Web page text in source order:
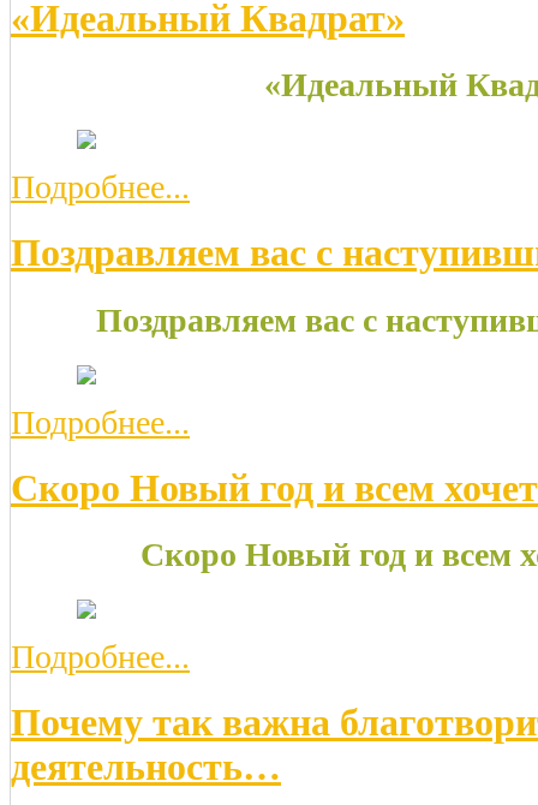
«Идеальный Квадрат»
«Идеальный
Подробнее...
Поздравляем вас с
Поздравляем вас с
Подробнее...
Скоро Новый год и всем
Скоро Новый год и всем
Подробнее...
Почему так важна
деятельность…